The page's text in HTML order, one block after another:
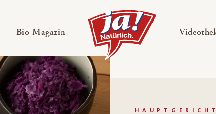
ausklappen
Bio-Magazin — Untermenü ausklappen